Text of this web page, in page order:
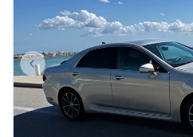
Previous slide